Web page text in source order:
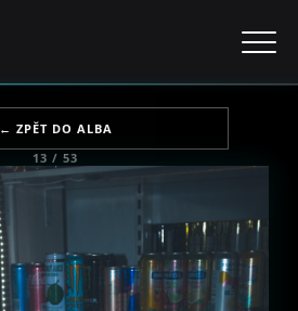
← ZPĚT DO ALBA
13 / 53